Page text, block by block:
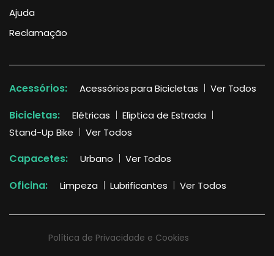
Ajuda
Reclamação
Acessórios: Acessórios para Bicicletas Ver Todos
Bicicletas: Elétricas
Elíptica de Estrada
Stand-Up Bike
Ver Todos
Capacetes: Urbano Ver Todos
Oficina: Limpeza Lubrificantes Ver Todos
Política de Privacidade e Cookies